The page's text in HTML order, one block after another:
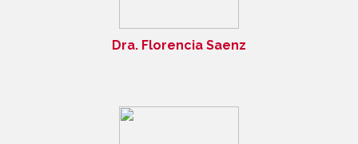
Dra. Florencia Saenz